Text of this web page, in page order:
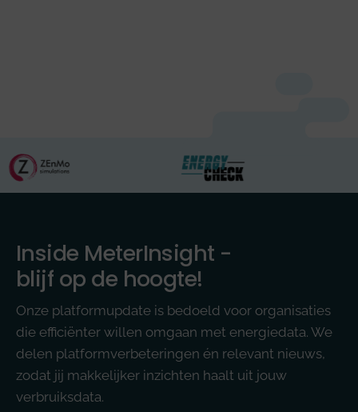
Inside MeterInsight -
blijf op de hoogte!
Onze platformupdate is bedoeld voor organisaties
die efficiënter willen omgaan met energiedata. We
delen platformverbeteringen én relevant nieuws,
zodat jij makkelijker inzichten haalt uit jouw
verbruiksdata.